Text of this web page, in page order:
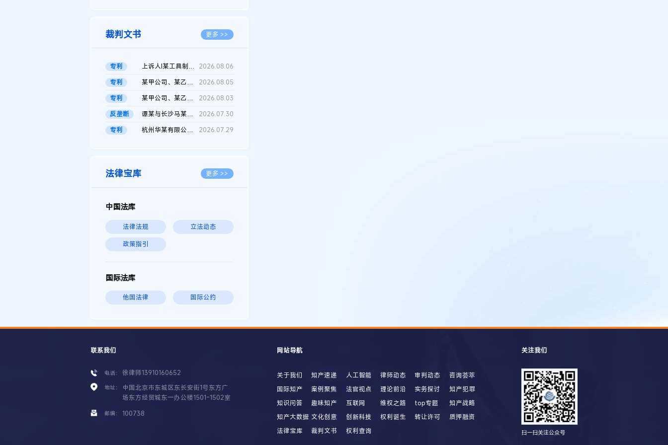
裁判文书 更多 >>
专利 上诉人I某工具制品有限公司与被上诉人程某及一审被告中华人民共和...
2026.08.06
专利
某甲公司、某乙公司、某丙公司申请诉前行为保全复议裁定书
2026.08.05
专利
某甲公司、某乙公司、官某与某丙公司专利申请权权属纠纷 二审判决...
2026.08.03
反垄断
谭某与长沙马某堆农产品股份有限公司滥用市场支配地位纠纷二审裁...
2026.07.30
专利
杭州华某有限公司与菲某有限公司侵害发明专利权纠纷 2026.07.29
法律宝库 更多 >>
中国法库
法律法规 立法动态
政策指引
国际法库
他国法律 国际公约
联系我们
电话： 徐律师13910160652
地址：
中国北京市东城区东长安街1号东方广
场东方经贸城东一办公楼1501-1502室
邮编： 100738
网站导航
关于我们 知产速递 人工智能 律师动态 审判动态
咨询荟萃
国际知产
案例聚焦 法官视点 理论前沿 实务探讨
知产犯罪
知识问答
趣味知产 互联网 维权之路 top专题
知产战略
知产大数据 文化创意 创新科技 权利诞生 转让许可
质押融资
法律宝库
裁判文书 权利查询
关注我们
扫一扫关注公众号